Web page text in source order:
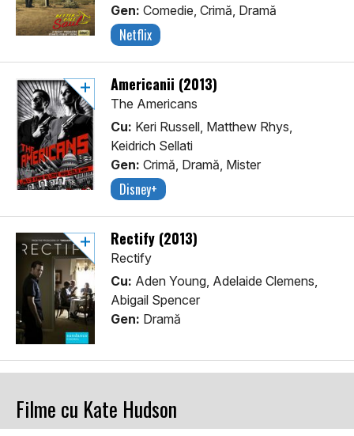
Gen: Comedie, Crimă, Dramă
Netflix
Americanii (2013)
The Americans
Cu: Keri Russell, Matthew Rhys,
Keidrich Sellati
Gen: Crimă, Dramă, Mister
Disney+
Rectify (2013)
Rectify
Cu: Aden Young, Adelaide Clemens,
Abigail Spencer
Gen: Dramă
Filme cu Kate Hudson